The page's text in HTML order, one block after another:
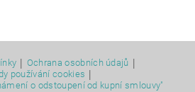
| Ochrana osobních údajů |
používání cookies |
o odstoupení od kupní smlouvy"